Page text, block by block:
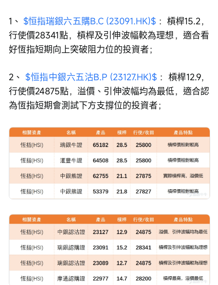
1、 $恒指瑞銀六五購B.C (23091.HK)$ ：槓桿15.2，
行使價28341點，槓桿及引伸波幅較為理想，適合看
好恆指短期向上突破阻力位的投資者；
2、 $恒指中銀六五沽B.P (23127.HK)$ ：槓桿12.9，
行使價24875點，溢價、引伸波幅均為最低，適合認
為恆指短期會測試下方支撐位的投資者；